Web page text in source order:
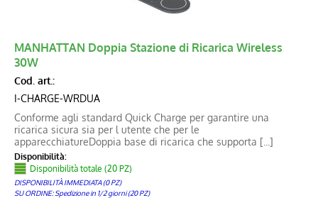
MANHATTAN Doppia Stazione di Ricarica Wireless
30W
Cod. art.:
I-CHARGE-WRDUA
Conforme agli standard Quick Charge per garantire una
ricarica sicura sia per l utente che per le
apparecchiatureDoppia base di ricarica che supporta [...]
Disponibilità:
Disponibilità totale (20 PZ)
DISPONIBILITÀ IMMEDIATA (0 PZ)
SU ORDINE: Spedizione in 1/2 giorni (20 PZ)